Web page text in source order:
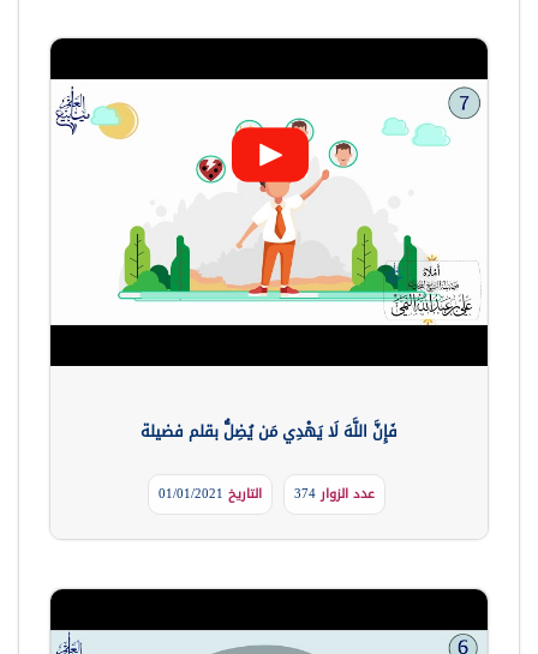
فَإِنَّ اللَّهَ لَا يَهْدِي مَن يُضِلُّ بقلم فضيلة
عدد الزوار374 التاريخ